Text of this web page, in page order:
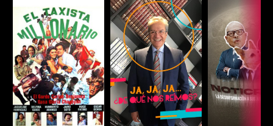
ESCUCHAR ESCUCHAR